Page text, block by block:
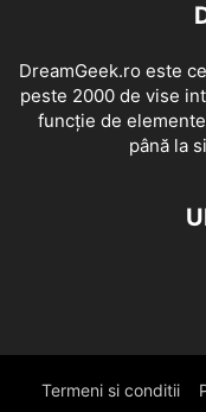
DreamGeek.ro este
peste 2000 de vise
funcție de
până la
Termeni si conditii